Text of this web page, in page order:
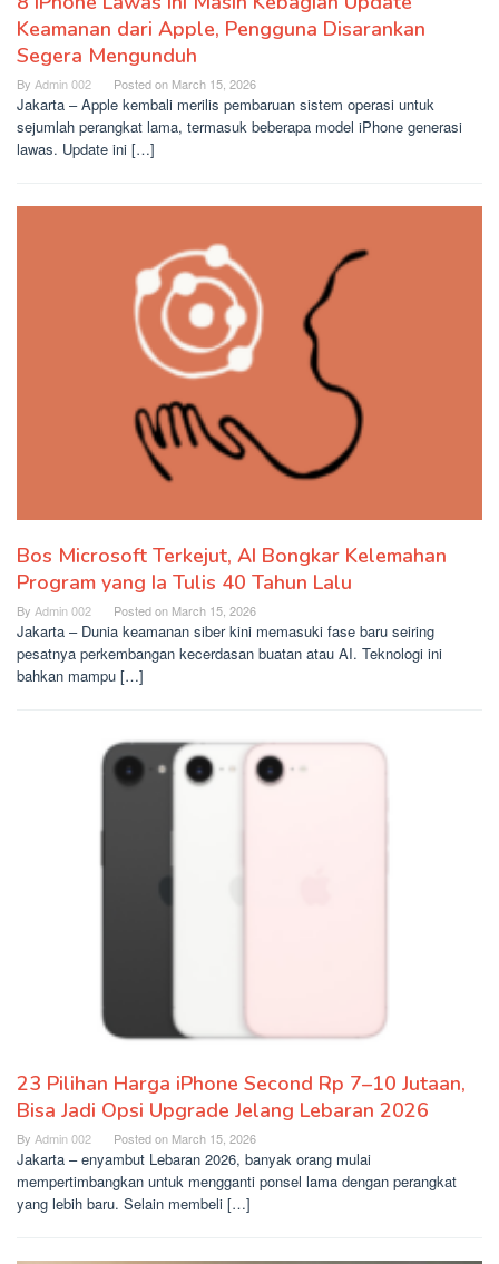
Keamanan dari Apple, Pengguna Disarankan
Segera Mengunduh
By Admin 002 Posted on March 15, 2026
Jakarta – Apple kembali merilis pembaruan sistem operasi untuk
sejumlah perangkat lama, termasuk beberapa model iPhone generasi
lawas. Update ini […]
Bos Microsoft Terkejut, AI Bongkar Kelemahan
Program yang Ia Tulis 40 Tahun Lalu
By Admin 002 Posted on March 15, 2026
Jakarta – Dunia keamanan siber kini memasuki fase baru seiring
pesatnya perkembangan kecerdasan buatan atau AI. Teknologi ini
bahkan mampu […]
23 Pilihan Harga iPhone Second Rp 7–10 Jutaan,
Bisa Jadi Opsi Upgrade Jelang Lebaran 2026
By Admin 002 Posted on March 15, 2026
Jakarta – enyambut Lebaran 2026, banyak orang mulai
mempertimbangkan untuk mengganti ponsel lama dengan perangkat
yang lebih baru. Selain membeli […]